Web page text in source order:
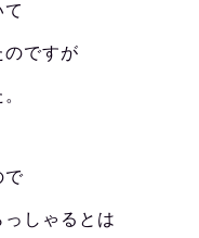
のですが
で
しゃるとは